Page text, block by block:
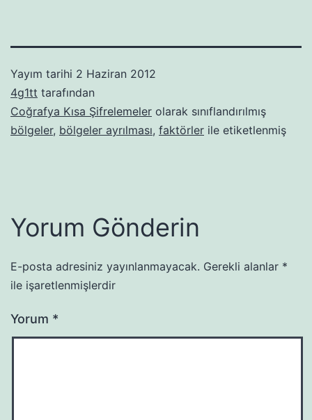
Yayım tarihi 2 Haziran 2012
4g1tt tarafından
Coğrafya Kısa Şifrelemeler olarak sınıflandırılmış
bölgeler, bölgeler ayrılması, faktörler ile etiketlenmiş
Yorum Gönderin
E-posta adresiniz yayınlanmayacak. Gerekli alanlar *
ile işaretlenmişlerdir
Yorum *